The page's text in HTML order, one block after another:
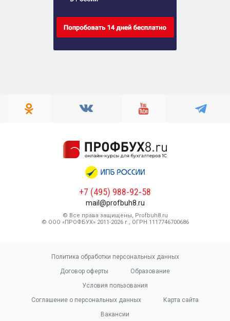
+7 (495) 988-92-58
mail@profbuh8.ru
© Все права защищены, Profbuh8.ru
© ООО «ПРОФБУХ» 2011-2026 г., ОГРН 1117746700686
Политика обработки персональных данных
Договор оферты
Образование
Условия пользования
Соглашение о персональных данных
Карта сайта
Вакансии